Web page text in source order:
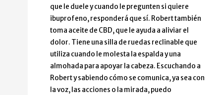
que le duele y cuando le pregunten si quiere
ibuprofeno, responderá que sí. Robert también
toma aceite de CBD, que le ayuda a aliviar el
dolor. Tiene una silla de ruedas reclinable que
utiliza cuando le molesta la espalda y una
almohada para apoyar la cabeza. Escuchando a
Robert y sabiendo cómo se comunica, ya sea con
la voz, las acciones o la mirada, puedo